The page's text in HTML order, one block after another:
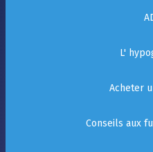
L'
Acheter
Conseils aux